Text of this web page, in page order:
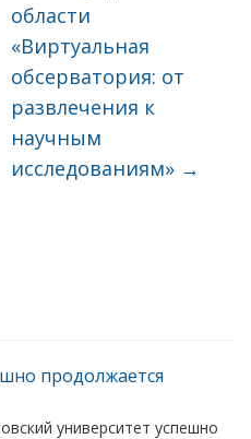
области
«Виртуальная
обсерватория: от
развлечения к
научным
исследованиям» →
продолжается
университет успешно